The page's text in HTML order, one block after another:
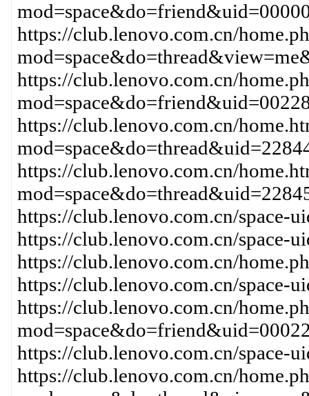
https://club.lenovo.com.cn/
https://club.lenovo.com.cn/
https://club.lenovo.com.cn/
https://club.lenovo.com.cn/
https://club.lenovo.com.cn/space-
https://club.lenovo.com.cn/space-
https://club.lenovo.com.cn/
https://club.lenovo.com.cn/space-
https://club.lenovo.com.cn/
https://club.lenovo.com.cn/space-
https://club.lenovo.com.cn/